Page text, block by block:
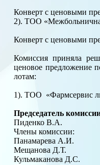
Конверт с ценовыми
2). ТОО
Конверт с ценовыми
Комиссия приняла
ценовое предложение
лотам:
1). ТОО «Фармсервис
Председатель
Пиденко В.А.
Члены комиссии:
Панамарева А.И.
Мещанова Д.Т.
Кульмаканова Д.С.